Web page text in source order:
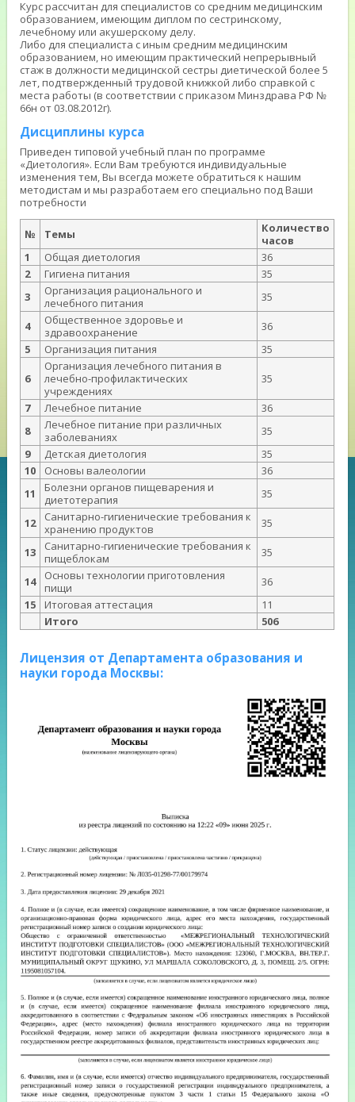
Курс рассчитан для специалистов со средним медицинским
образованием, имеющим диплом по сестринскому,
лечебному или акушерскому делу.
Либо для специалиста с иным средним медицинским
образованием, но имеющим практический непрерывный
стаж в должности медицинской сестры диетической более 5
лет, подтвержденный трудовой книжкой либо справкой с
места работы (в соответствии с приказом Минздрава РФ №
66н от 03.08.2012г).
Дисциплины курса
Приведен типовой учебный план по программе
«Диетология». Если Вам требуются индивидуальные
изменения тем, Вы всегда можете обратиться к нашим
методистам и мы разработаем его специально под Ваши
потребности
№ Темы
Количество
часов
1
Общая диетология
36
2
Гигиена питания
35
3
Организация рационального и
лечебного питания
35
4
Общественное здоровье и
здравоохранение
36
5
Организация питания 35
6
Организация лечебного питания в
лечебно-профилактических
учреждениях
35
7 Лечебное питание
36
8
Лечебное питание при различных
заболеваниях
35
9
Детская диетология
35
10
Основы валеологии
36
11
Болезни органов пищеварения и
диетотерапия
35
12
Санитарно-гигиенические требования к
хранению продуктов
35
13
Санитарно-гигиенические требования к
пищеблокам
35
14
Основы технологии приготовления
пищи
36
15
Итоговая аттестация
11
Итого
506
Лицензия от Департамента образования и
науки города Москвы: